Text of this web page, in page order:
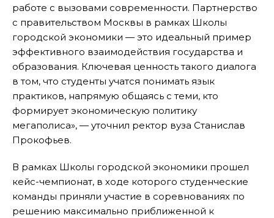
работе с вызовами современности. Партнерство
с правительством Москвы в рамках Школы
городской экономики — это идеальный пример
эффективного взаимодействия государства и
образования. Ключевая ценность такого диалога
в том, что студенты учатся понимать язык
практиков, напрямую общаясь с теми, кто
формирует экономическую политику
мегаполиса», — уточнил ректор вуза Станислав
Прокофьев.
В рамках Школы городской экономики прошел
кейс-чемпионат, в ходе которого студенческие
команды приняли участие в соревнованиях по
решению максимально приближенной к